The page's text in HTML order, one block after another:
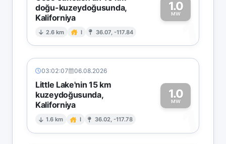
doğu-kuzeydoğusunda,
Kaliforniya
2.6 km I 36.07, -117.84
1.0
MW
1
03:02:07 06.08.2026
Little Lake'nin 15 km
kuzeydoğusunda,
Kaliforniya
1.6 km I 36.02, -117.78
1.0
MW
1